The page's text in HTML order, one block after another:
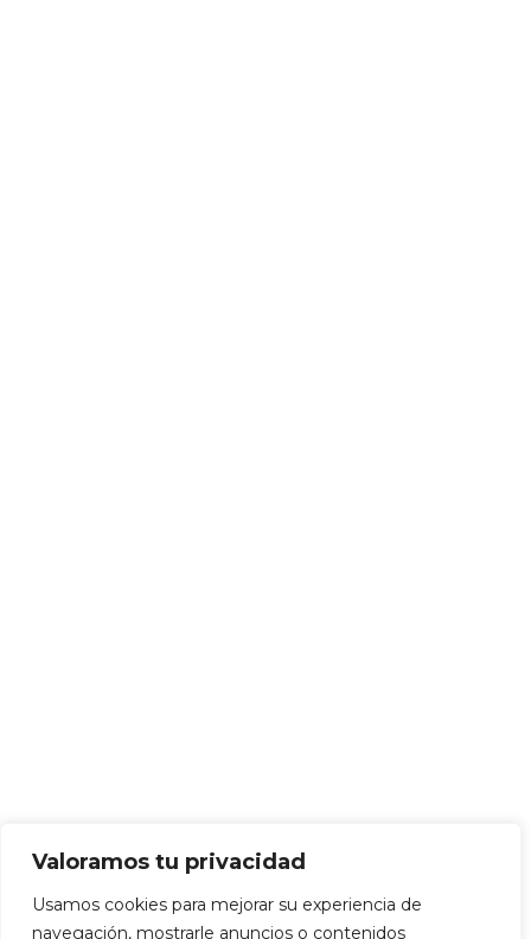
Valoramos tu privacidad
Usamos cookies para mejorar su experiencia de
navegación, mostrarle anuncios o contenidos